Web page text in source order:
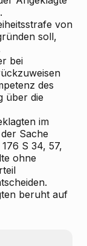
von
soll,
bei
des
über die
im
Sache
S 34, 57,
ohne
beruht auf